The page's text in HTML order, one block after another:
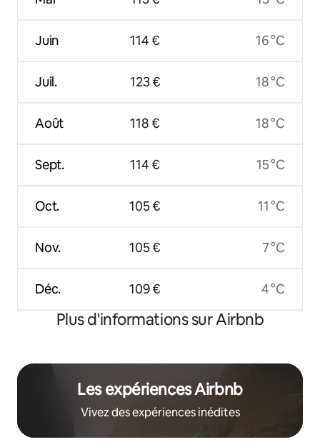
Juin
Juil.
Août
Sept.
Oct.
Nov.
Déc.
114 €
123 €
118 €
114 €
105 €
105 €
109 €
16 °C
18 °C
18 °C
15 °C
11 °C
7 °C
4 °C
Plus d'informations sur Airbnb
Les expériences Airbnb
Vivez des expériences inédites